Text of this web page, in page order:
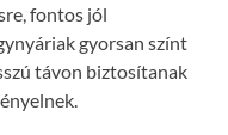
fontos jól
gyorsan színt
távon biztosítanak